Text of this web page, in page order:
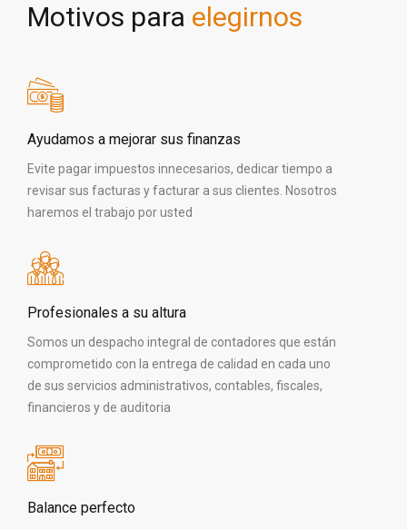
Motivos para elegirnos
Ayudamos a mejorar sus finanzas
Evite pagar impuestos innecesarios, dedicar tiempo a
revisar sus facturas y facturar a sus clientes. Nosotros
haremos el trabajo por usted
Profesionales a su altura
Somos un despacho integral de contadores que están
comprometido con la entrega de calidad en cada uno
de sus servicios administrativos, contables, fiscales,
financieros y de auditoria
Balance perfecto